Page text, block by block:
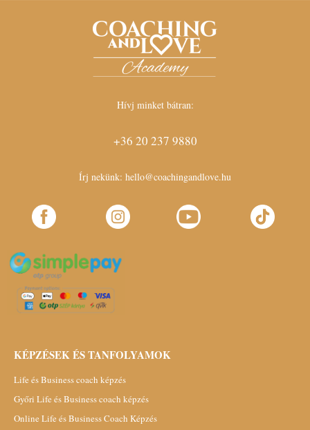
Hívj minket bátran:
+36 20 237 9880
Írj nekünk: hello@coachingandlove.hu
KÉPZÉSEK ÉS TANFOLYAMOK
Life és Business coach képzés
Győri Life és Business coach képzés
Online Life és Business Coach Képzés